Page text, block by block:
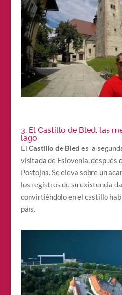
3. El Castillo de Bled: las
lago
El Castillo de Bled es la
visitada de Eslovenia, después
Postojna. Se eleva sobre un
los registros de su existencia
convirtiéndolo en el castillo
país.